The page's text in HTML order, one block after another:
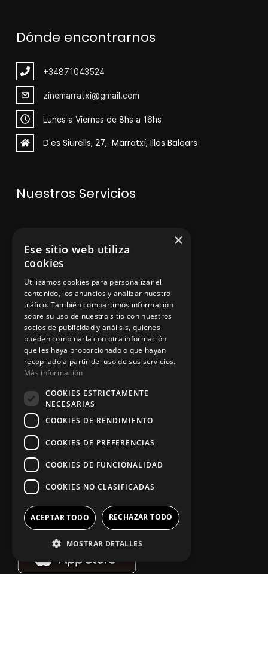
Dónde encontrarnos
+34871043524
zinemarratxi@gmail.com
Lunes a Viernes de 8hs a 16hs
D'es Siurells, 27, Marratxí, Illes Balears
Nuestros Servicios
Asesoramiento personalizado
Instalación y reparación
Contacto
Información legal
Política de privacidad
Aviso legal
App Zine Hostelería
×
Ese sitio web utiliza
cookies
Utilizamos cookies para personalizar el
contenido, los anuncios y analizar nuestro
tráfico. También compartimos información
sobre su uso de nuestro sitio con nuestros
socios de publicidad y análisis, quienes
pueden combinarla con otra información
que les haya proporcionado o que hayan
recopilado a partir del uso de sus servicios.
Más información
COOKIES ESTRICTAMENTE
NECESARIAS
COOKIES DE RENDIMIENTO
COOKIES DE PREFERENCIAS
COOKIES DE FUNCIONALIDAD
COOKIES NO CLASIFICADAS
ACEPTAR TODO RECHAZAR TODO
MOSTRAR DETALLES